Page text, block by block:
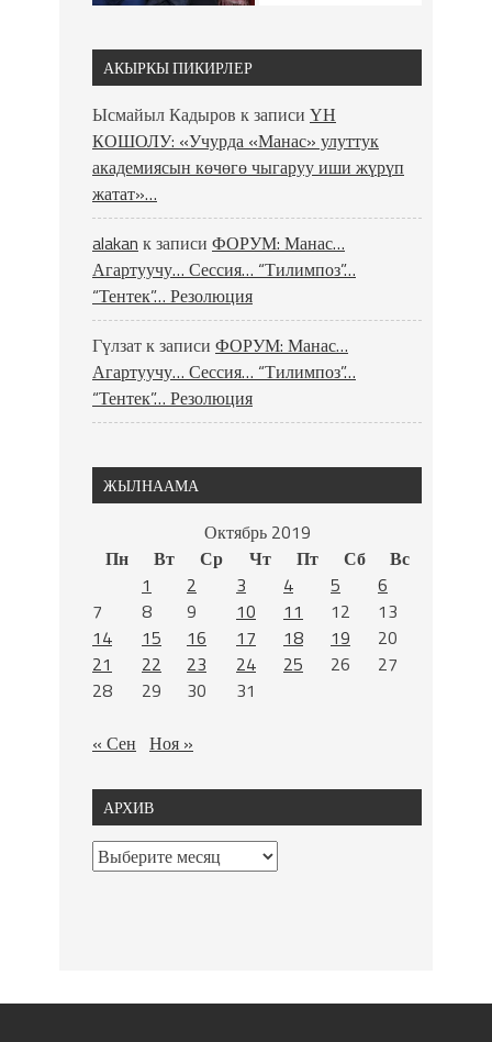
АКЫРКЫ ПИКИРЛЕР
Ысмайыл Кадыров к записи ҮН
КОШОЛУ: «Учурда «Манас» улуттук
академиясын көчөгө чыгаруу иши жүрүп
жатат»…
alakan к записи ФОРУМ: Манас…
Агартуучу… Сессия… “Тилимпоз”…
“Тентек”… Резолюция
Гүлзатк записи ФОРУМ: Манас…
Агартуучу… Сессия… “Тилимпоз”…
“Тентек”… Резолюция
ЖЫЛНААМА
Октябрь 2019
Пн
Вт Ср Чт Пт Сб
Вс
1
2 3 4 5
6
7
8 9 10 11 12
13
14
15 16 17 18 19
20
21
22 23 24 25 26
27
28
29 30
31
« Сен Ноя »
АРХИВ